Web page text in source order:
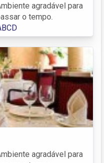
agradável para
o tempo.
agradável para